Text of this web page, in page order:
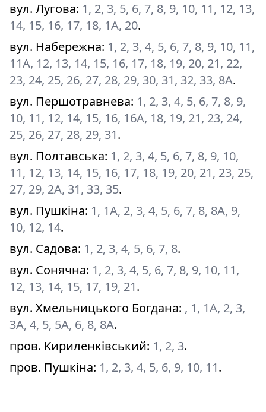
вул. Лугова: 1, 2, 3, 5, 6, 7, 8, 9, 10, 11, 12, 13,
14, 15, 16, 17, 18, 1A, 20.
вул. Набережна: 1, 2, 3, 4, 5, 6, 7, 8, 9, 10, 11,
11A, 12, 13, 14, 15, 16, 17, 18, 19, 20, 21, 22,
23, 24, 25, 26, 27, 28, 29, 30, 31, 32, 33, 8A.
вул. Першотравнева: 1, 2, 3, 4, 5, 6, 7, 8, 9,
10, 11, 12, 14, 15, 16, 16A, 18, 19, 21, 23, 24,
25, 26, 27, 28, 29, 31.
вул. Полтавська: 1, 2, 3, 4, 5, 6, 7, 8, 9, 10,
11, 12, 13, 14, 15, 16, 17, 18, 19, 20, 21, 23, 25,
27, 29, 2A, 31, 33, 35.
вул. Пушкіна: 1, 1A, 2, 3, 4, 5, 6, 7, 8, 8A, 9,
10, 12, 14.
вул. Садова: 1, 2, 3, 4, 5, 6, 7, 8.
вул. Сонячна: 1, 2, 3, 4, 5, 6, 7, 8, 9, 10, 11,
12, 13, 14, 15, 17, 19, 21.
вул. Хмельницького Богдана: , 1, 1A, 2, 3,
3A, 4, 5, 5A, 6, 8, 8A.
пров. Кириленківський: 1, 2, 3.
пров. Пушкіна: 1, 2, 3, 4, 5, 6, 9, 10, 11.